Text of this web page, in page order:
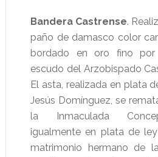
Bandera Castrense.
paño de damasco color
bordado en oro fino por
escudo del Arzobispado
El asta, realizada en plata
Jesús Domínguez, se
la Inmaculada
igualmente en plata de
matrimonio hermano de